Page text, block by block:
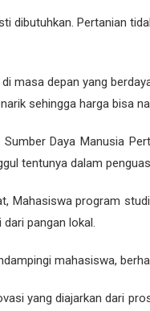
dibutuhkan. Pertanian
masa depan yang
sehingga harga bisa
Daya Manusia
tentunya dalam
Mahasiswa program
pangan lokal.
mahasiswa,
yang diajarkan dari